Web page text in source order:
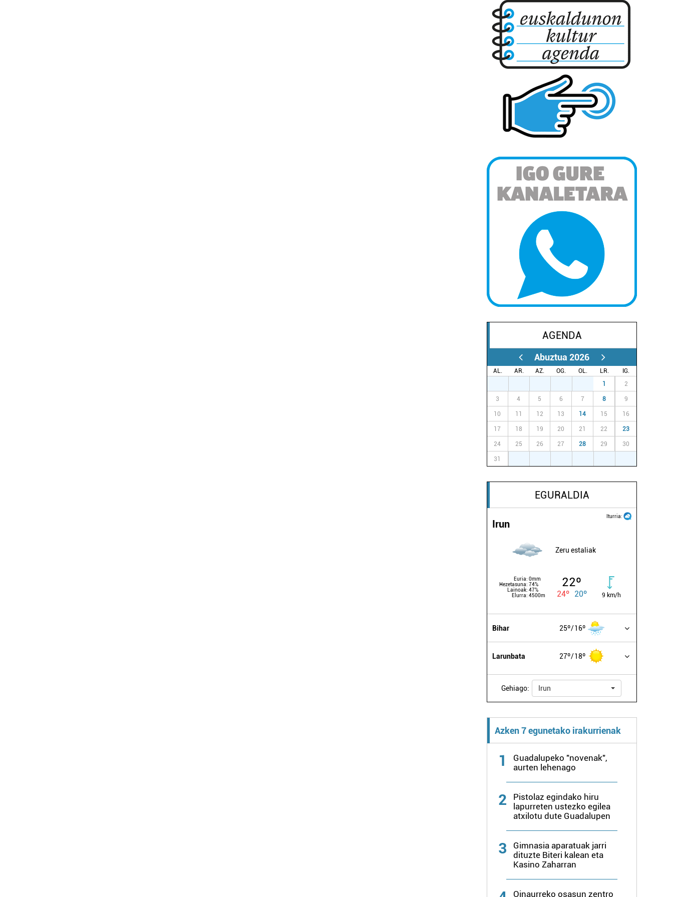
AGENDA
Abuztua 2026
AL. AR. AZ. OG. OL. LR.
IG.
1 2
3 4 5 6 7 8 9
10 11 12 13 14 15 16
17 18 19 20 21 22 23
24 25 26 27 28 29 30
31
EGURALDIA
Iturria:
Irun
Zeru estaliak
Euria: 0mm
Hezetasuna: 74%
Lainoak: 47%
Elurra: 4500m
22º
24º 20º 9 km/h
Bihar 25º 16º
Larunbata 27º 18º
Gehiago: Irun
Azken 7 egunetako irakurrienak
1
Guadalupeko "novenak",
aurten lehenago
2
Pistolaz egindako hiru
lapurreten ustezko egilea
atxilotu dute Guadalupen
3
Gimnasia aparatuak jarri
dituzte Biteri kalean eta
Kasino Zaharran
Oinaurreko osasun zentro